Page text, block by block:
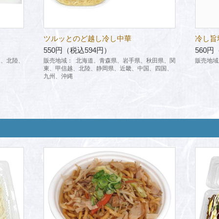
北陸、
ツルッとのど越し冷し中華
550円（税込594円）
販売地域：
北海道、青森県、岩手県、秋田県、関
東、甲信越、北陸、静岡県、近畿、中国、四国、
九州、沖縄
冷し旨
560円
販売地